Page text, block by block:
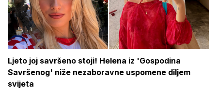
Ljeto joj savršeno stoji! Helena iz 'Gospodina
Savršenog' niže nezaboravne uspomene diljem
svijeta